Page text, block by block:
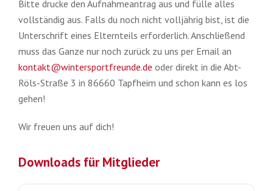
Bitte drucke den Aufnahmeantrag aus und fülle alles
vollständig aus. Falls du noch nicht volljährig bist, ist die
Unterschrift eines Elternteils erforderlich. Anschließend
muss das Ganze nur noch zurück zu uns per Email an
kontakt@wintersportfreunde.de oder direkt in die Abt-
Röls-Straße 3 in 86660 Tapfheim und schon kann es los
gehen!
Wir freuen uns auf dich!
Downloads für Mitglieder